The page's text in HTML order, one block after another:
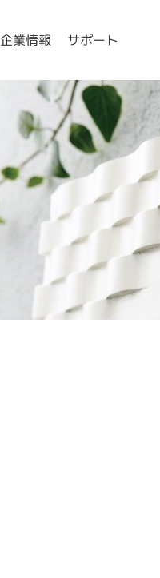
企業情報 サポート